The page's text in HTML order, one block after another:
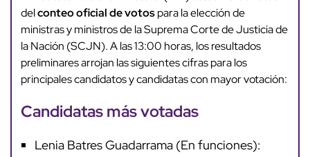
delconteo oficial de votospara la elección de
ministras y ministros de la Suprema Corte de Justicia de
la Nación (SCJN). A las 13:00 horas, los resultados
preliminares arrojan las siguientes cifras para los
principales candidatos y candidatas con mayor votación:
Candidatas más votadas
Lenia Batres Guadarrama (En funciones):